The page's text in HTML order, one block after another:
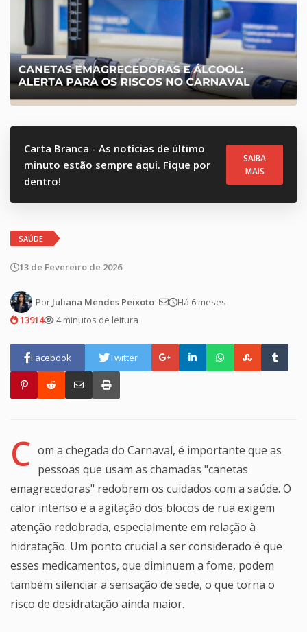
Carta Branca - As notícias de último
minuto estão sempre aqui. Fique por
dentro!
SAIBA
MAIS
SAÚDE
13 de Fevereiro de 2026
Por Juliana Mendes Peixoto-
Há 6 meses
13914
4 minutos de leitura
Facebook Twitter
C om a chegada do Carnaval, é importante que as
pessoas que usam as chamadas "canetas
emagrecedoras" redobrem os cuidados com a saúde. O
calor intenso e a agitação dos blocos de rua exigem
atenção redobrada, especialmente em relação à
hidratação. Um ponto crucial a ser considerado é que
esses medicamentos, que diminuem a fome, podem
também silenciar a sensação de sede, o que torna o
risco de desidratação ainda maior.